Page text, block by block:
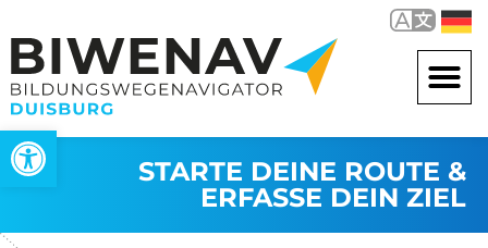
Werkzeugleiste öffnen
STARTE DEINE ROUTE &
ERFASSE DEIN ZIEL